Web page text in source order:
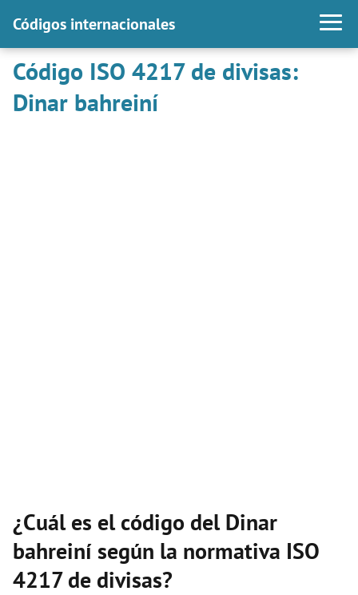
Códigos internacionales
Código ISO 4217 de divisas:
Dinar bahreiní
¿Cuál es el código del Dinar
bahreiní según la normativa ISO
4217 de divisas?